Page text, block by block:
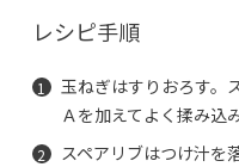
レシピ手順
玉ねぎはすりおろす。
Ａを加えてよく揉み込
スペアリブはつけ汁を